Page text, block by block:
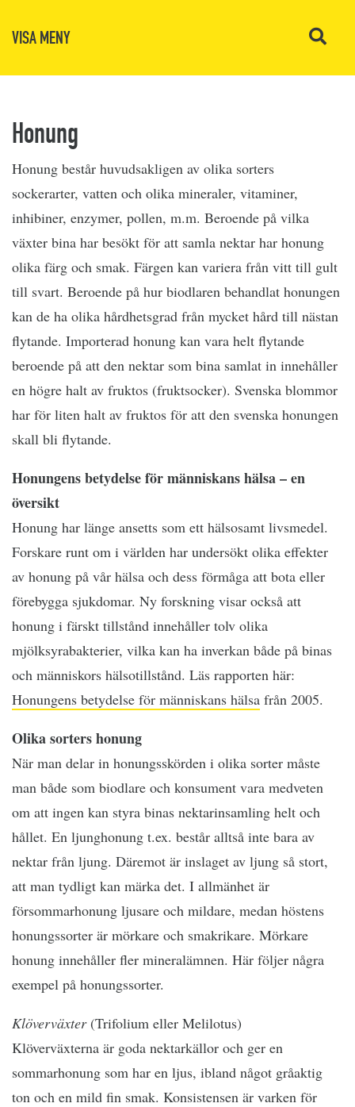
VISA MENY
Honung
Honung består huvudsakligen av olika sorters
sockerarter, vatten och olika mineraler, vitaminer,
inhibiner, enzymer, pollen, m.m. Beroende på vilka
växter bina har besökt för att samla nektar har honung
olika färg och smak. Färgen kan variera från vitt till gult
till svart. Beroende på hur biodlaren behandlat honungen
kan de ha olika hårdhetsgrad från mycket hård till nästan
flytande. Importerad honung kan vara helt flytande
beroende på att den nektar som bina samlat in innehåller
en högre halt av fruktos (fruktsocker). Svenska blommor
har för liten halt av fruktos för att den svenska honungen
skall bli flytande.
Honungens betydelse för människans hälsa – en
översikt
Honung har länge ansetts som ett hälsosamt livsmedel.
Forskare runt om i världen har undersökt olika effekter
av honung på vår hälsa och dess förmåga att bota eller
förebygga sjukdomar. Ny forskning visar också att
honung i färskt tillstånd innehåller tolv olika
mjölksyrabakterier, vilka kan ha inverkan både på binas
och människors hälsotillstånd. Läs rapporten här:
Honungens betydelse för människans hälsa från 2005.
Olika sorters honung
När man delar in honungsskörden i olika sorter måste
man både som biodlare och konsument vara medveten
om att ingen kan styra binas nektarinsamling helt och
hållet. En ljunghonung t.ex. består alltså inte bara av
nektar från ljung. Däremot är inslaget av ljung så stort,
att man tydligt kan märka det. I allmänhet är
försommarhonung ljusare och mildare, medan höstens
honungssorter är mörkare och smakrikare. Mörkare
honung innehåller fler mineralämnen. Här följer några
exempel på honungssorter.
Klöverväxter(Trifolium eller Melilotus)
Klöverväxterna är goda nektarkällor och ger en
sommarhonung som har en ljus, ibland något gråaktig
ton och en mild fin smak. Konsistensen är varken för